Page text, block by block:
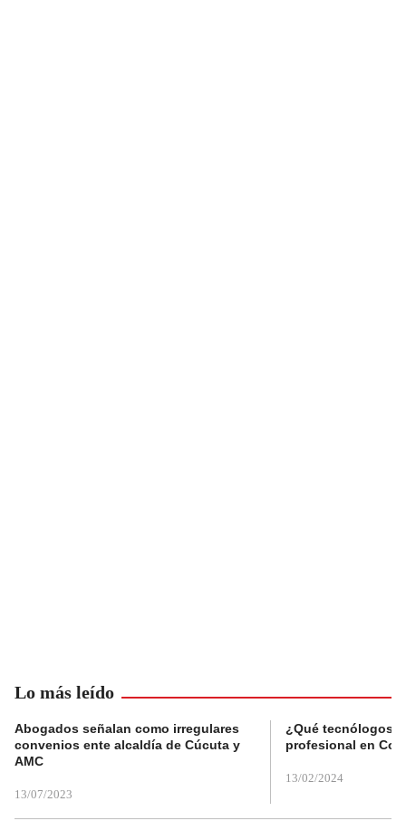
Lo más leído
Abogados señalan como irregulares
convenios ente alcaldía de Cúcuta y
AMC
13/07/2023
¿Qué tecnólogos
profesional en
13/02/2024